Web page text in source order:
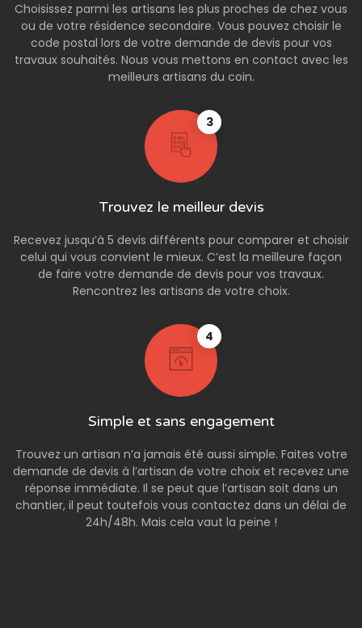
Choisissez parmi les artisans les plus proches de chez vous
ou de votre résidence secondaire. Vous pouvez choisir le
code postal lors de votre demande de devis pour vos
travaux souhaités. Nous vous mettons en contact avec les
meilleurs artisans du coin.
3
Trouvez le meilleur devis
Recevez jusqu’à 5 devis différents pour comparer et choisir
celui qui vous convient le mieux. C’est la meilleure façon
de faire votre demande de devis pour vos travaux.
Rencontrez les artisans de votre choix.
4
Simple et sans engagement
Trouvez un artisan n’a jamais été aussi simple. Faites votre
demande de devis à l’artisan de votre choix et recevez une
réponse immédiate. Il se peut que l’artisan soit dans un
chantier, il peut toutefois vous contactez dans un délai de
24h/48h. Mais cela vaut la peine !